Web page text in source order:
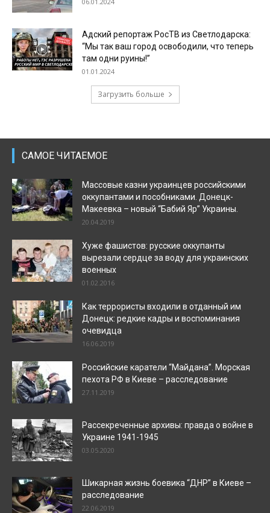
Адский репортаж РосТВ из Светлодарска:
“Мы так ваш город освободили, что теперь
там одни руины!”
01.01.2024
Загрузить больше
САМОЕ ЧИТАЕМОЕ
Массовые казни украинцев российскими
оккупантами и пособниками. Донецк-
Макеевка – новый “Бабий Яр” Украины.
20.04.2019
Хуже фашистов: русские оккупанты
вырезали сердце за воду для украинских
военных
01.02.2016
Как террористы входили в отданный им
Донецк: редкие кадры и воспоминания
очевидца
16.06.2019
Российские каратели “Майдана”. Морская
пехота РФ в Киеве – расследование
27.11.2019
Рассекреченные архивы: правда о войне в
Украине 1941-1945
03.05.2020
Шикарная жизнь боевика “ДНР” в Киеве –
расследование
22.06.2019